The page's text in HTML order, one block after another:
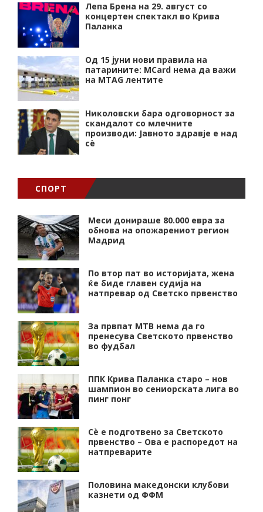
Лепа Брена на 29. август со
концертен спектакл во Крива
Паланка
Од 15 јуни нови правила на
патарините: MCard нема да важи
на MTAG лентите
Николовски бара одговорност за
скандалот со млечните
производи: Јавното здравје е над
сѐ
СПОРТ
Меси донираше 80.000 евра за
обнова на опожарениот регион
Мадрид
По втор пат во историјата, жена
ќе биде главен судија на
натпревар од Светско првенство
За првпат МТВ нема да го
пренесува Светското првенство
во фудбал
ППК Крива Паланка старо – нов
шампион во сениорската лига во
пинг понг
Сè е подготвено за Светското
првенство – Ова е распоредот на
натпреварите
Половина македонски клубови
казнети од ФФМ